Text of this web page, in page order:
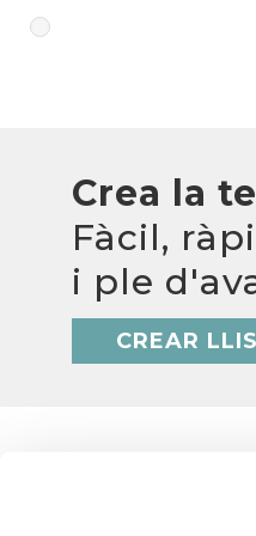
Crea la
Fàcil,
i ple
CREAR